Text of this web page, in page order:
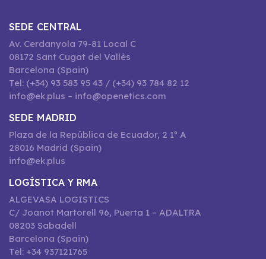
SEDE CENTRAL
Av. Cerdanyola 79-81 Local C
08172 Sant Cugat del Vallès
Barcelona (Spain)
Tel: (+34) 93 583 95 43 / (+34) 93 784 82 12
info@ek.plus – info@openetics.com
SEDE MADRID
Plaza de la República de Ecuador, 2 1º A
28016 Madrid (Spain)
info@ek.plus
LOGÍSTICA Y RMA
ALGEVASA LOGISTICS
C/ Joanot Martorell 96, Puerta 1 – ADALTRA
08203 Sabadell
Barcelona (Spain)
Tel: +34 937121765